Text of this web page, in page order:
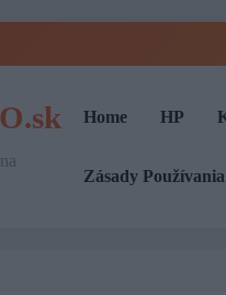
Home HP
Zásady